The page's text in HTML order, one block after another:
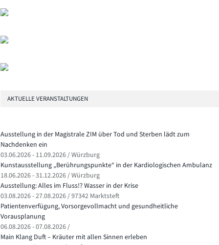
AKTUELLE VERANSTALTUNGEN
Ausstellung in der Magistrale ZIM über Tod und Sterben lädt zum
Nachdenken ein
03.06.2026 - 11.09.2026 / Würzburg
Kunstausstellung „Berührungspunkte“ in der Kardiologischen Ambulanz
18.06.2026 - 31.12.2026 / Würzburg
Ausstellung: Alles im Fluss!? Wasser in der Krise
03.08.2026 - 27.08.2026 / 97342 Marktsteft
Patientenverfügung, Vorsorgevollmacht und gesundheitliche
Vorausplanung
06.08.2026 - 07.08.2026 /
Main Klang Duft – Kräuter mit allen Sinnen erleben